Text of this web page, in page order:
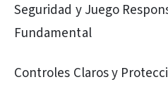
Seguridad y Juego
Fundamental
Controles Claros y